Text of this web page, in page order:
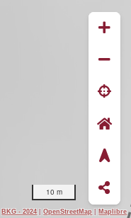
10 m
BKG - 2024 |OpenStreetMap |Maplibre